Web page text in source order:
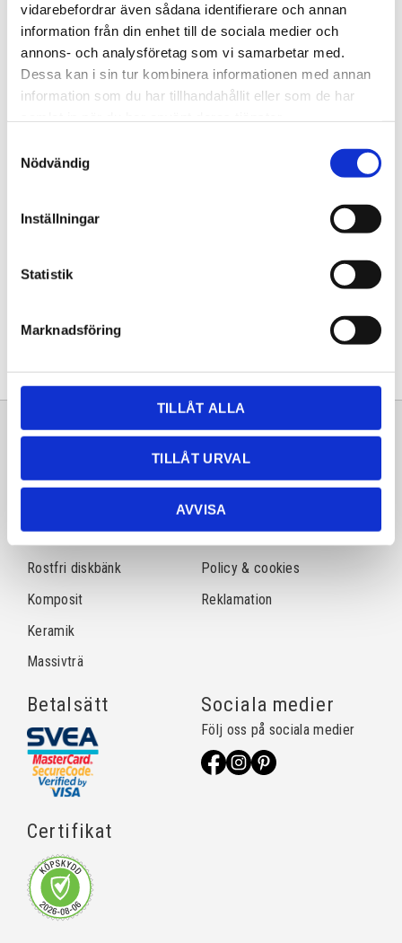
vidarebefordrar även sådana identifierare och annan
information från din enhet till de sociala medier och
annons- och analysföretag som vi samarbetar med.
Dessa kan i sin tur kombinera informationen med annan
information som du har tillhandahållit eller som de har
Nödvändig
Inställningar
Statistik
Marknadsföring
TILLÅT ALLA
TILLÅT URVAL
AVVISA
9 940,00KR
Antal
Lagervara
Artikelnr
20261290
Sortiment
Natursten
Rostfri diskbänk
Komposit
Keramik
Massivträ
Information
Frågor & svar
Köpvillkor
Policy & cookies
Reklamation
Betalsätt
Certifikat
Sociala medier
Följ oss på sociala medier